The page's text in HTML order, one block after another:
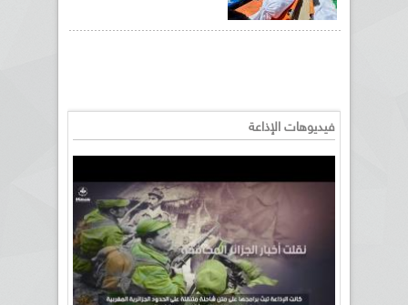
فيديوهات الإذاعة